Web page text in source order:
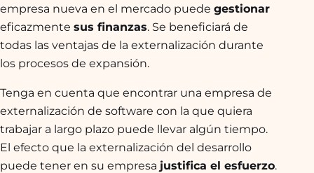
empresa nueva en el mercado puede gestionar
eficazmente sus finanzas. Se beneficiará de
todas las ventajas de la externalización durante
los procesos de expansión.
Tenga en cuenta que encontrar una empresa de
externalización de software con la que quiera
trabajar a largo plazo puede llevar algún tiempo.
El efecto que la externalización del desarrollo
puede tener en su empresa justifica el esfuerzo.